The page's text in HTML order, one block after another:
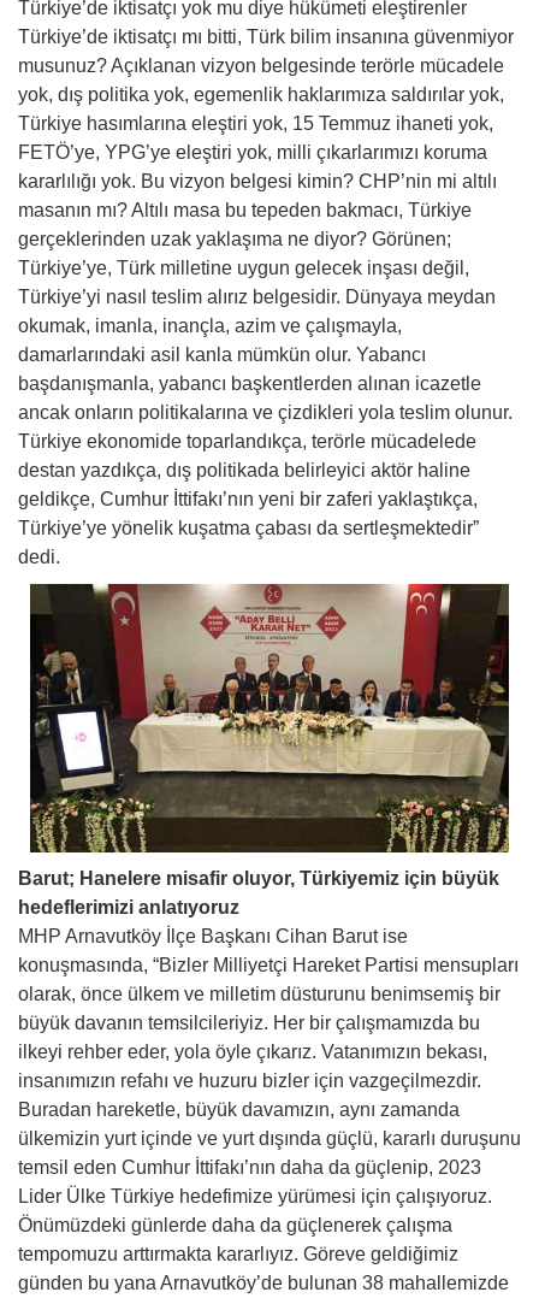
Türkiye’de iktisatçı yok mu diye hükümeti eleştirenler
Türkiye’de iktisatçı mı bitti, Türk bilim insanına güvenmiyor
musunuz? Açıklanan vizyon belgesinde terörle mücadele
yok, dış politika yok, egemenlik haklarımıza saldırılar yok,
Türkiye hasımlarına eleştiri yok, 15 Temmuz ihaneti yok,
FETÖ’ye, YPG’ye eleştiri yok, milli çıkarlarımızı koruma
kararlılığı yok. Bu vizyon belgesi kimin? CHP’nin mi altılı
masanın mı? Altılı masa bu tepeden bakmacı, Türkiye
gerçeklerinden uzak yaklaşıma ne diyor? Görünen;
Türkiye’ye, Türk milletine uygun gelecek inşası değil,
Türkiye’yi nasıl teslim alırız belgesidir. Dünyaya meydan
okumak, imanla, inançla, azim ve çalışmayla,
damarlarındaki asil kanla mümkün olur. Yabancı
başdanışmanla, yabancı başkentlerden alınan icazetle
ancak onların politikalarına ve çizdikleri yola teslim olunur.
Türkiye ekonomide toparlandıkça, terörle mücadelede
destan yazdıkça, dış politikada belirleyici aktör haline
geldikçe, Cumhur İttifakı’nın yeni bir zaferi yaklaştıkça,
Türkiye’ye yönelik kuşatma çabası da sertleşmektedir”
dedi.
Barut; Hanelere misafir oluyor, Türkiyemiz için büyük
hedeflerimizi anlatıyoruz
MHP Arnavutköy İlçe Başkanı Cihan Barut ise
konuşmasında, “Bizler Milliyetçi Hareket Partisi mensupları
olarak, önce ülkem ve milletim düsturunu benimsemiş bir
büyük davanın temsilcileriyiz. Her bir çalışmamızda bu
ilkeyi rehber eder, yola öyle çıkarız. Vatanımızın bekası,
insanımızın refahı ve huzuru bizler için vazgeçilmezdir.
Buradan hareketle, büyük davamızın, aynı zamanda
ülkemizin yurt içinde ve yurt dışında güçlü, kararlı duruşunu
temsil eden Cumhur İttifakı’nın daha da güçlenip, 2023
Lider Ülke Türkiye hedefimize yürümesi için çalışıyoruz.
Önümüzdeki günlerde daha da güçlenerek çalışma
tempomuzu arttırmakta kararlıyız. Göreve geldiğimiz
günden bu yana Arnavutköy’de bulunan 38 mahallemizde